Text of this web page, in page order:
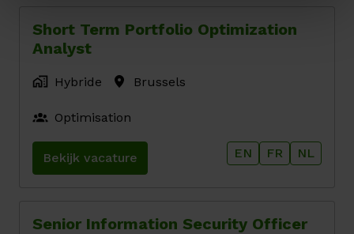
Short Term Portfolio Optimization
Analyst
Hybride Brussels
Optimisation
Bekijk vacature EN FR NL
Senior Information Security Officer